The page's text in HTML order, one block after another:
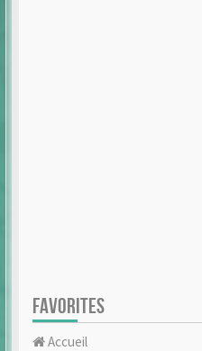
FAVORITES
Accueil